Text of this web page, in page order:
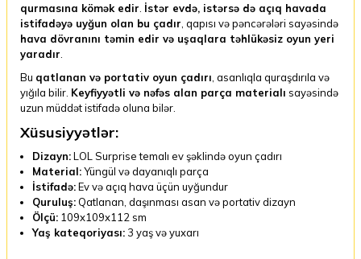
qurmasına kömək edir İstər evdə, istərsə də açıq havada
istifadəyə uyğun olan bu çadır , qapısı və pəncərələri sayəsində
hava dövranını təmin edir və uşaqlara təhlükəsiz oyun yeri
yaradır
Bu qatlanan və portativ oyun çadırı , asanlıqla quraşdırıla və
yığıla bilir. Keyfiyyətli və nəfəs alan parça materialı sayəsində
uzun müddət istifadə oluna bilər.
Xüsusiyyətlər:
Dizayn:LOL Surprise temalı ev şəklində oyun çadırı
Material:Yüngül və dayanıqlı parça
İstifadə:Ev və açıq hava üçün uyğundur
Quruluş: Qatlanan, daşınması asan və portativ dizayn
Ölçü: 109x109x112 sm
Yaş kateqoriyası: 3 yaş və yuxarı